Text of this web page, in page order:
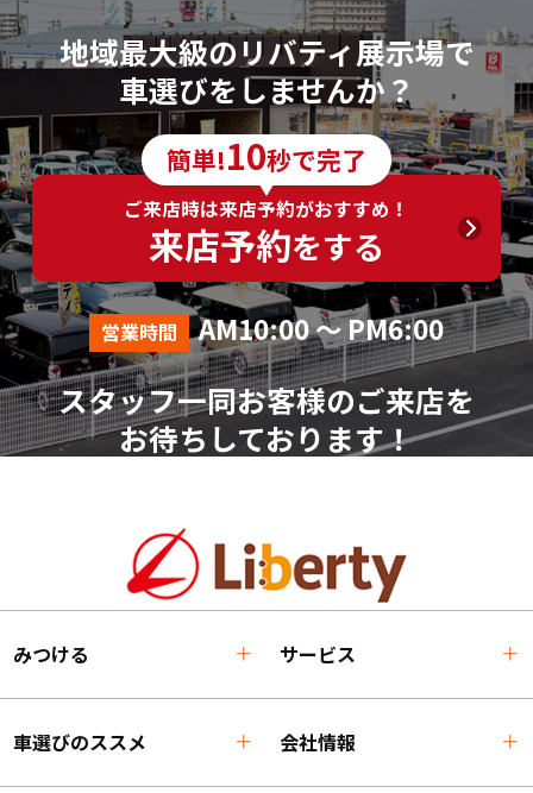
地域最大級のリバティ展示場で
車選びをしませんか？
簡単!10秒で完了
ご来店時は来店予約がおすすめ！
来店予約をする
営業時間 AM10:00 ～ PM6:00
スタッフ一同お客様のご来店を
お待ちしております！
みつける サービス
車選びのススメ 会社情報